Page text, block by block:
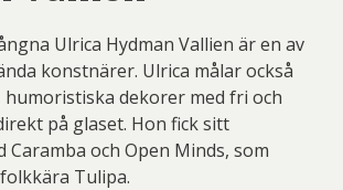
Ulrica Hydman Vallien är en av
konstnärer. Ulrica målar också
humoristiska dekorer med fri och
på glaset. Hon fick sitt
och Open Minds, som
Tulipa.